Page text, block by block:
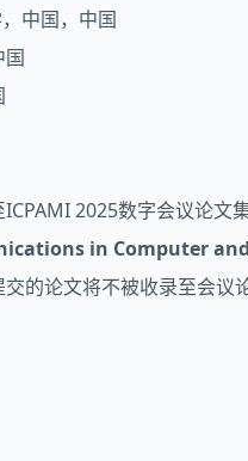
中国，中国
2025数字会议论文
in Computer
的论文将不被收录至会议